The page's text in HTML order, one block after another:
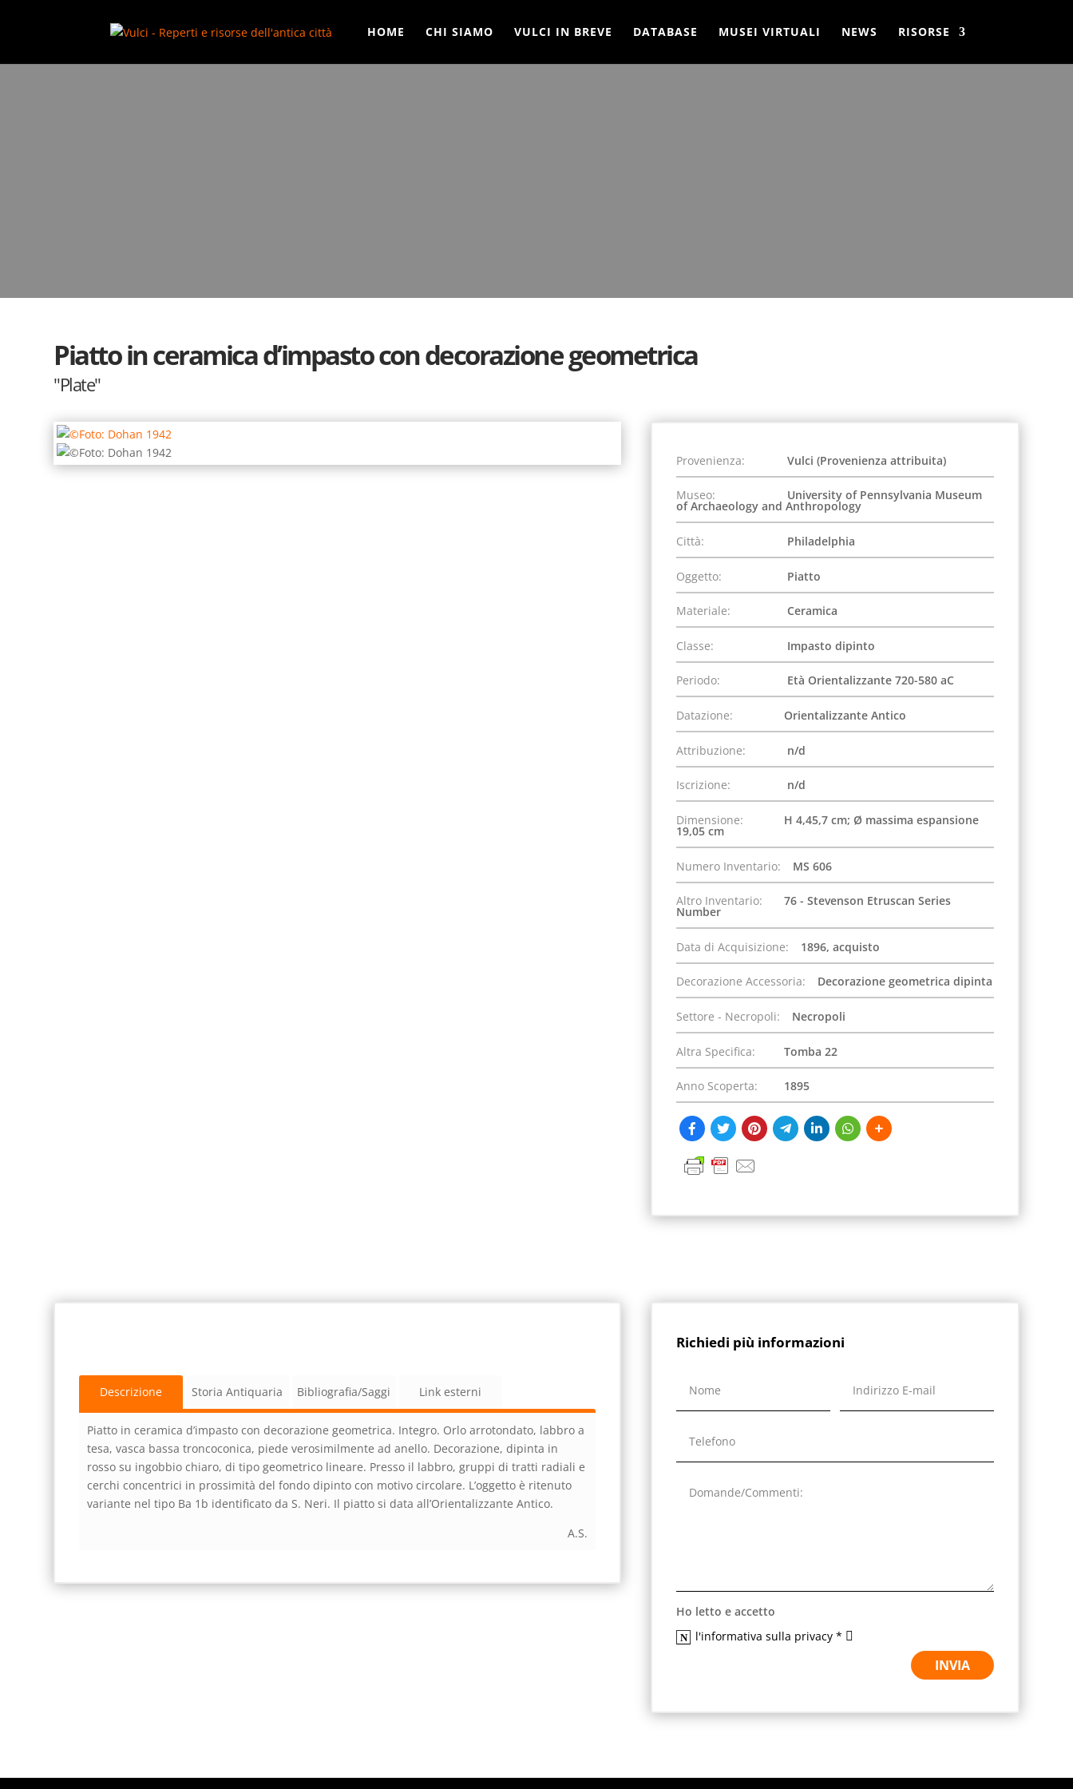
HOME
CHI SIAMO VULCI IN BREVE DATABASE MUSEI VIRTUALI NEWS RISORSE
Piatto in ceramica d’impasto con decorazione geometrica
"Plate"
Provenienza: Vulci (Provenienza attribuita)
Museo: University of Pennsylvania Museum
of Archaeology and Anthropology
Città: Philadelphia
Oggetto: Piatto
Materiale: Ceramica
Classe: Impasto dipinto
Periodo: Età Orientalizzante 720-580 aC
Datazione: Orientalizzante Antico
Attribuzione: n/d
Iscrizione: n/d
Dimensione: H 4,45,7 cm; Ø massima espansione
19,05 cm
Numero Inventario: MS 606
Altro Inventario: 76 - Stevenson Etruscan Series
Number
Data di Acquisizione: 1896, acquisto
Decorazione Accessoria: Decorazione geometrica dipinta
Settore - Necropoli: Necropoli
Altra Specifica: Tomba 22
Anno Scoperta: 1895
Descrizione Storia Antiquaria Bibliografia/Saggi Link esterni
Piatto in ceramica d’impasto con decorazione geometrica. Integro. Orlo arrotondato, labbro a
tesa, vasca bassa troncoconica, piede verosimilmente ad anello. Decorazione, dipinta in
rosso su ingobbio chiaro, di tipo geometrico lineare. Presso il labbro, gruppi di tratti radiali e
cerchi concentrici in prossimità del fondo dipinto con motivo circolare. L’oggetto è ritenuto
variante nel tipo Ba 1b identificato da S. Neri. Il piatto si data all’Orientalizzante Antico.
A.S.
Richiedi più informazioni
Ho letto e accetto
l'informativa sulla privacy *
INVIA